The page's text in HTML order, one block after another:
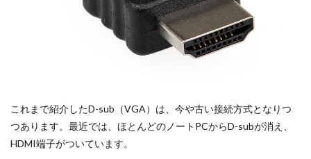
これまで紹介したD-sub（VGA）は、今や古い接続方式となりつ
つあります。最近では、ほとんどのノートPCからD-subが消え、
HDMI端子がついています。